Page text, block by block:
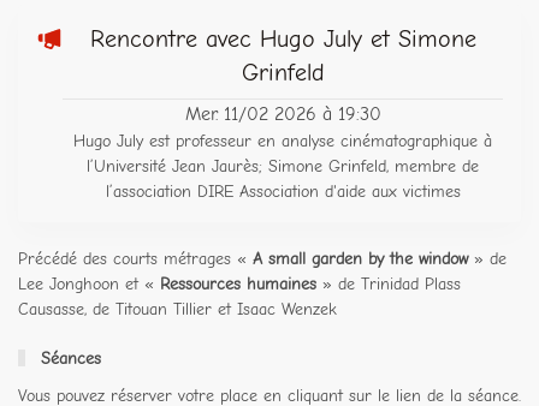
Rencontre avec Hugo July et Simone
Grinfeld
Mer. 11/02 2026 à 19:30
Hugo July est professeur en analyse cinématographique à
l’Université Jean Jaurès; Simone Grinfeld, membre de
l’association DIRE Association d'aide aux victimes
Précédé des courts métrages « A small garden by the window » de
Lee Jonghoon et « Ressources humaines » de Trinidad Plass
Causasse, de Titouan Tillier et Isaac Wenzek
Séances
Vous pouvez réserver votre place en cliquant sur le lien de la séance.